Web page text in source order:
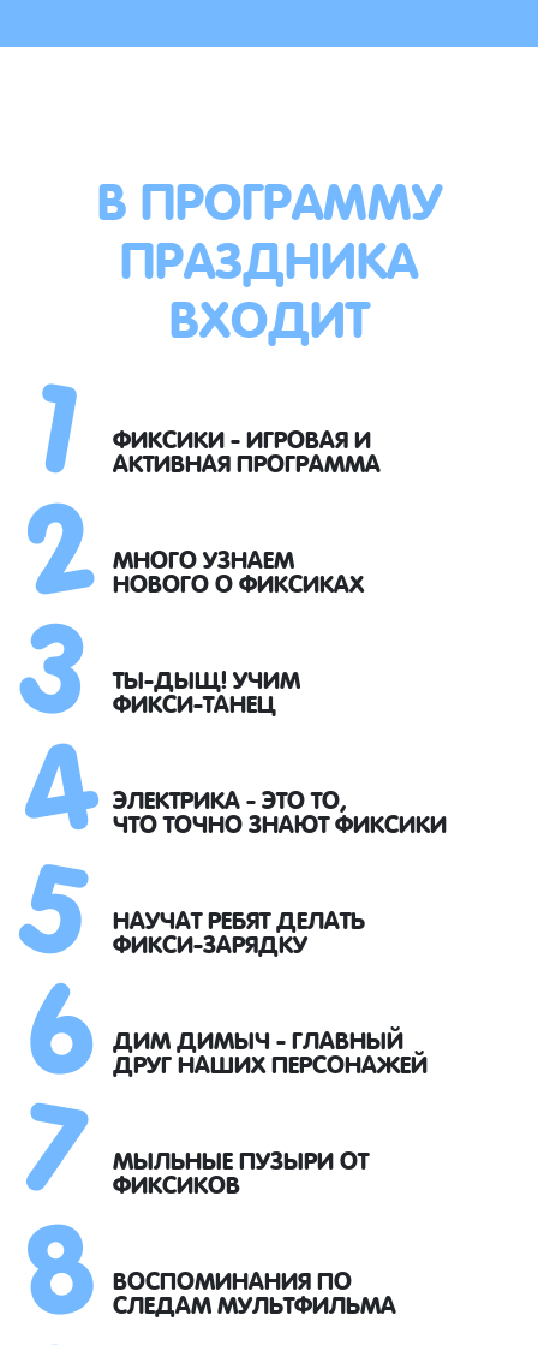
В ПРОГРАММУ
ПРАЗДНИКА
ВХОДИТ
ФИКСИКИ - ИГРОВАЯ И
АКТИВНАЯ ПРОГРАММА
МНОГО УЗНАЕМ
НОВОГО О ФИКСИКАХ
ТЫ-ДЫЩ! УЧИМ
ФИКСИ-ТАНЕЦ
ЭЛЕКТРИКА - ЭТО ТО,
ЧТО ТОЧНО ЗНАЮТ ФИКСИКИ
НАУЧАТ РЕБЯТ ДЕЛАТЬ
ФИКСИ-ЗАРЯДКУ
ДИМ ДИМЫЧ - ГЛАВНЫЙ
ДРУГ НАШИХ ПЕРСОНАЖЕЙ
МЫЛЬНЫЕ ПУЗЫРИ ОТ
ФИКСИКОВ
ВОСПОМИНАНИЯ ПО
СЛЕДАМ МУЛЬТФИЛЬМА